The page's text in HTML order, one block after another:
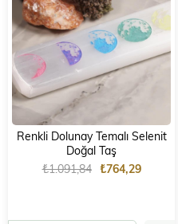
Renkli Dolunay Temalı Selenit
Doğal Taş
₺764,29
₺1.091,84